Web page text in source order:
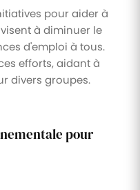
pour aider à
à diminuer le
d'emploi à tous.
efforts, aidant à
divers groupes.
pour